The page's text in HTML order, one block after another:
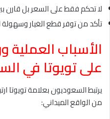
لا تحكم فقط على السعر بل قارن
تأكد من توفر قطع الغيار وسهولة
الأسباب العملية
على تويوتا في
يرتبط السعوديون بعلامة تويوتا
من الواقع الميداني: